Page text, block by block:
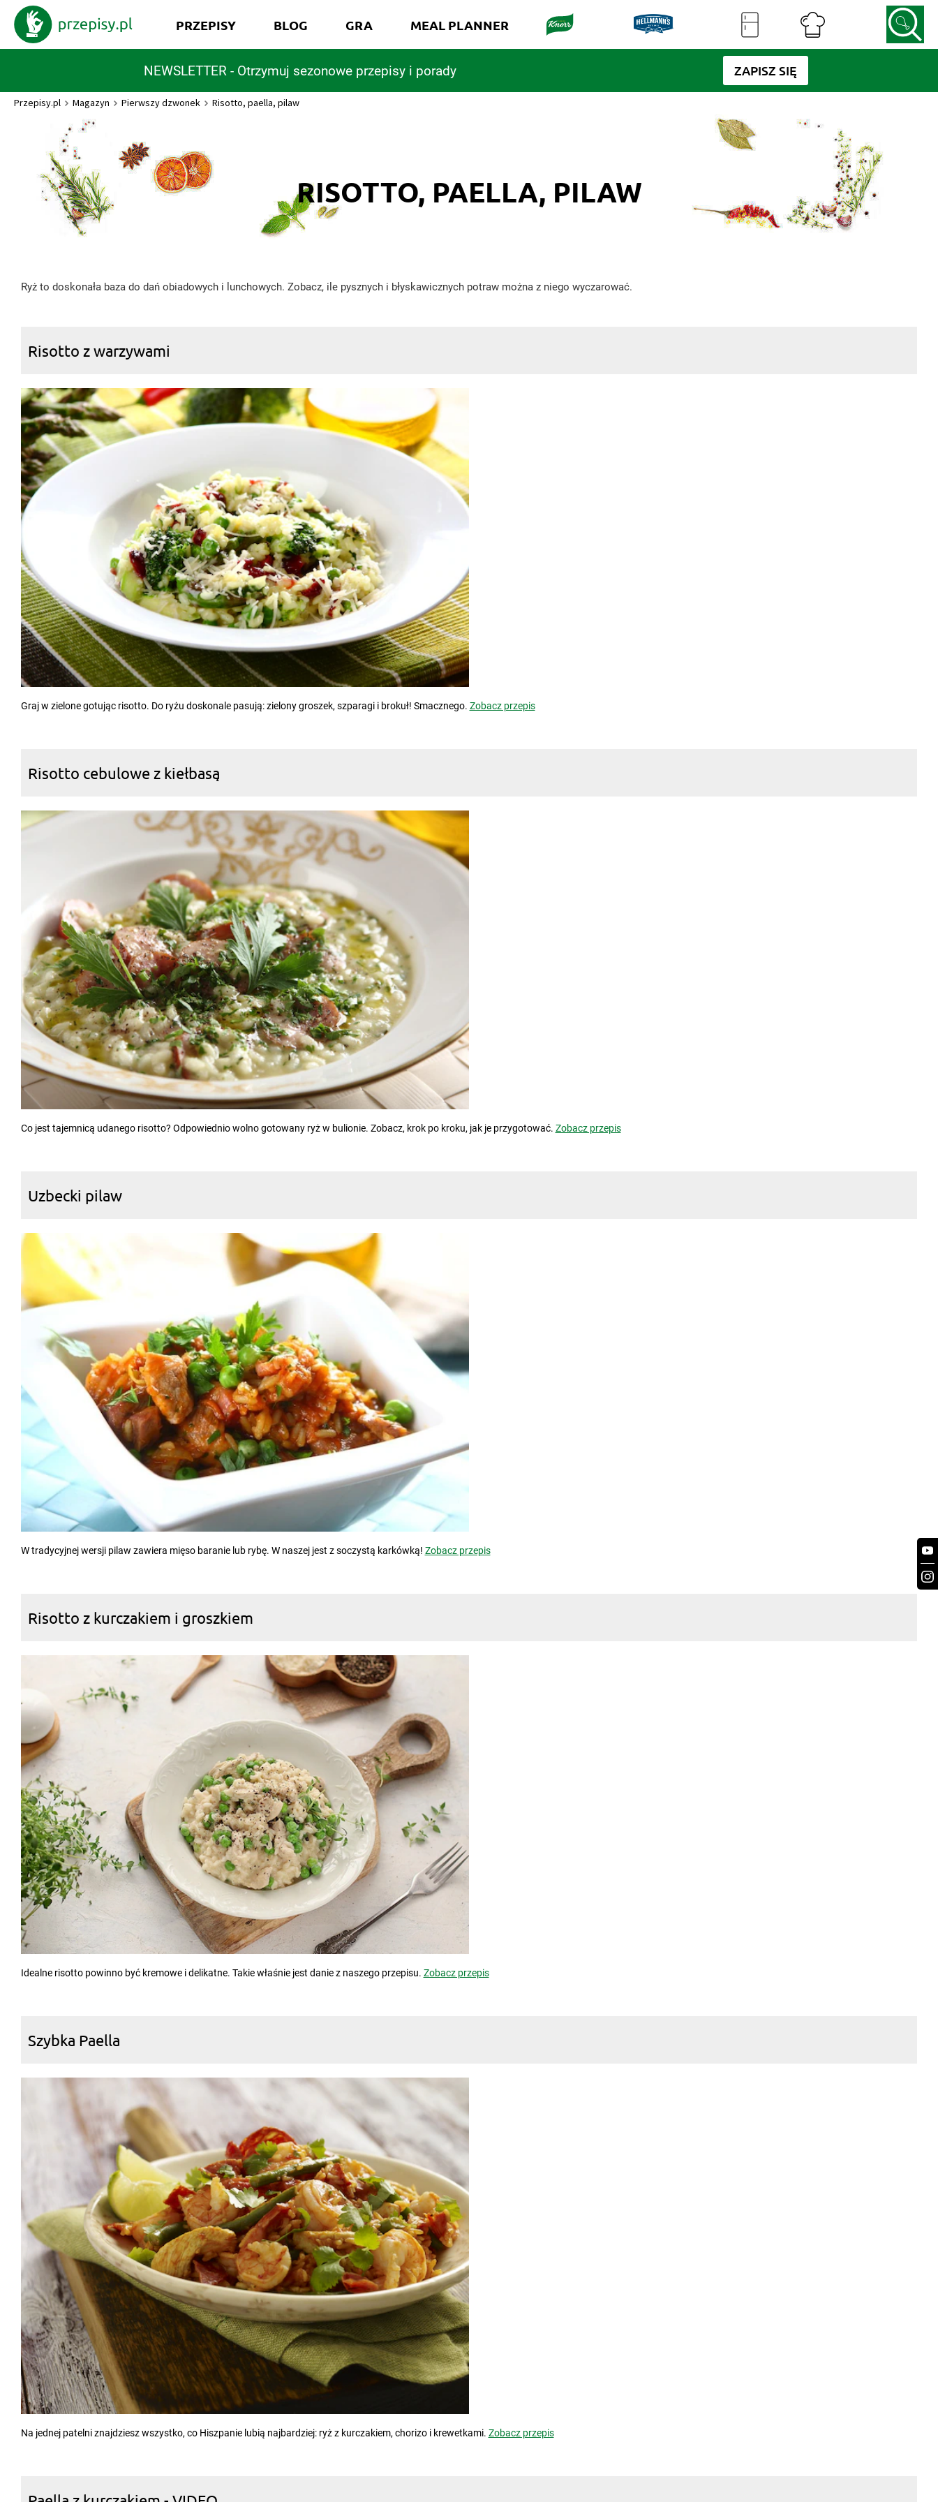
NEWSLETTER - Otrzymuj sezonowe przepisy i porady ZAPISZ SIĘ
PRZEPISY BLOG GRA MEAL PLANNER
Przepisy.pl Magazyn Pierwszy dzwonek Risotto, paella, pilaw
RISOTTO, PAELLA, PILAW
Ryż to doskonała baza do dań obiadowych i lunchowych. Zobacz, ile pysznych i błyskawicznych potraw można z niego wyczarować.
Risotto z warzywami
Graj w zielone gotując risotto. Do ryżu doskonale pasują: zielony groszek, szparagi i brokuł! Smacznego. Zobacz przepis
Risotto cebulowe z kiełbasą
Co jest tajemnicą udanego risotto? Odpowiednio wolno gotowany ryż w bulionie. Zobacz, krok po kroku, jak je przygotować. Zobacz przepis
Uzbecki pilaw
W tradycyjnej wersji pilaw zawiera mięso baranie lub rybę. W naszej jest z soczystą karkówką! Zobacz przepis
Risotto z kurczakiem i groszkiem
Idealne risotto powinno być kremowe i delikatne. Takie właśnie jest danie z naszego przepisu. Zobacz przepis
Szybka Paella
Na jednej patelni znajdziesz wszystko, co Hiszpanie lubią najbardziej: ryż z kurczakiem, chorizo i krewetkami. Zobacz przepis